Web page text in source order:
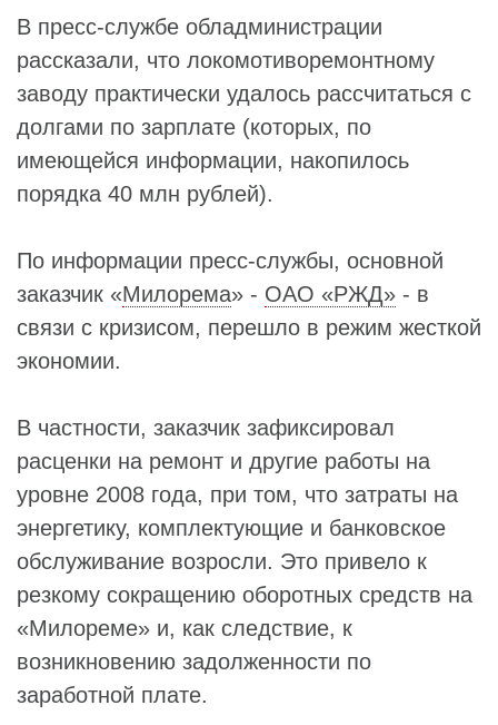
В пресс-службе обладминистрации
рассказали, что локомотиворемонтному
заводу практически удалось рассчитаться с
долгами по зарплате (которых, по
имеющейся информации, накопилось
порядка 40 млн рублей).
По информации пресс-службы, основной
заказчик «Милорема» - ОАО «РЖД» - в
связи с кризисом, перешло в режим жесткой
экономии.
В частности, заказчик зафиксировал
расценки на ремонт и другие работы на
уровне 2008 года, при том, что затраты на
энергетику, комплектующие и банковское
обслуживание возросли. Это привело к
резкому сокращению оборотных средств на
«Милореме» и, как следствие, к
возникновению задолженности по
заработной плате.